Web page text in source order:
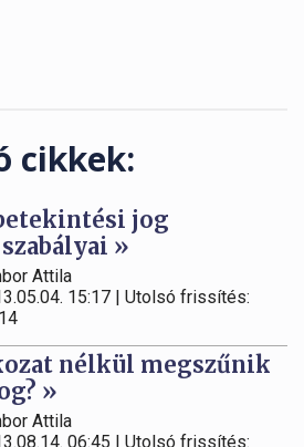
cikkek:
jog
»
Attila
15:17 | Utolsó frissítés:
nélkül megszűnik
»
Attila
06:45 | Utolsó frissítés: